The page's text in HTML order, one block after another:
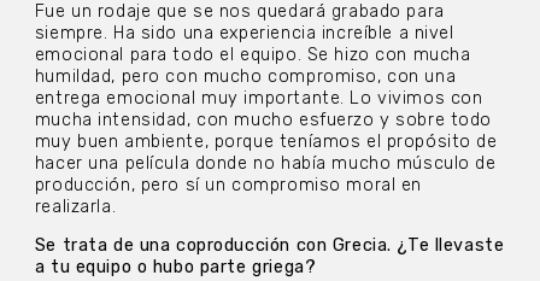
Fue un rodaje que se nos quedará grabado para
siempre. Ha sido una experiencia increíble a nivel
emocional para todo el equipo. Se hizo con mucha
humildad, pero con mucho compromiso, con una
entrega emocional muy importante. Lo vivimos con
mucha intensidad, con mucho esfuerzo y sobre todo
muy buen ambiente, porque teníamos el propósito de
hacer una película donde no había mucho músculo de
producción, pero sí un compromiso moral en
realizarla.
Se trata de una coproducción con Grecia. ¿Te llevaste
a tu equipo o hubo parte griega?